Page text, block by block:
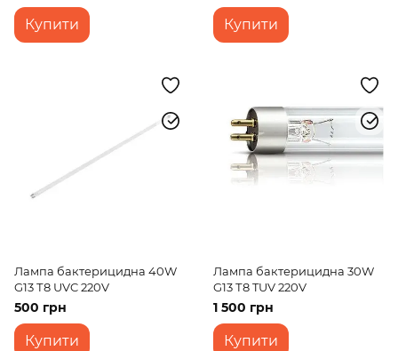
Купити Купити
Лампа бактерицидна 40W
G13 Т8 UVC 220V
500 грн
Купити
Лампа бактерицидна 30W
G13 Т8 TUV 220V
1 500 грн
Купити